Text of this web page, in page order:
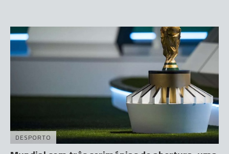
DESPORTO